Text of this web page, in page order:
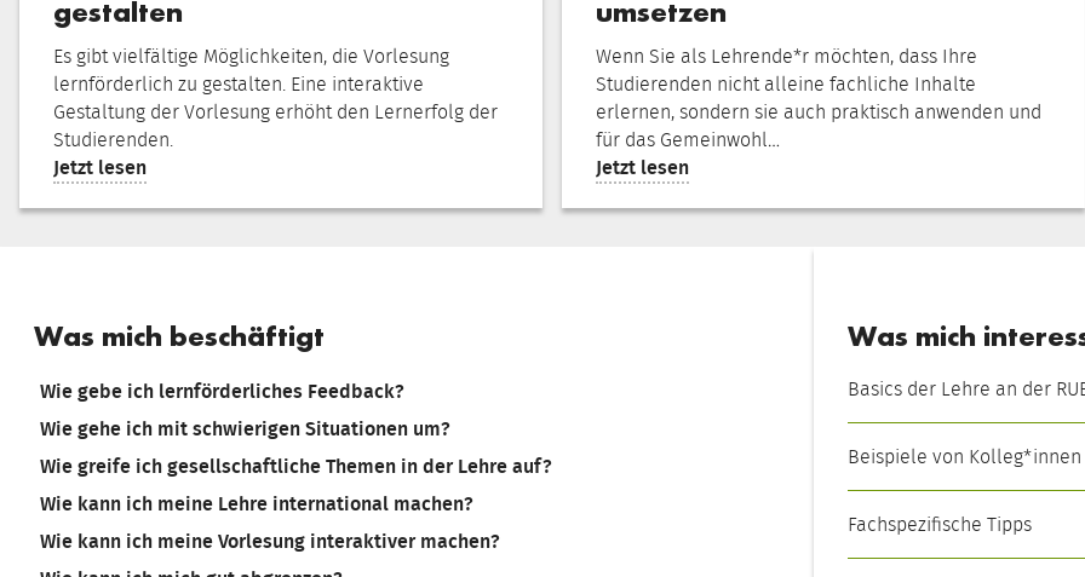
gestalten
Es gibt vielfältige Möglichkeiten, die Vorlesung
lernförderlich zu gestalten. Eine interaktive
Gestaltung der Vorlesung erhöht den Lernerfolg der
Studierenden.
Jetzt lesen:
lernförderlich
umsetzen
Wenn Sie als Lehrende*r möchten, dass Ihre
Studierenden nicht alleine fachliche Inhalte
erlernen, sondern sie auch praktisch anwenden und
für das Gemeinwohl…
Jetzt lesen:
Learning
Was mich beschäftigt
Wie gebe ich lernförderliches Feedback?
Wie gehe ich mit schwierigen Situationen um?
Wie greife ich gesellschaftliche Themen in der Lehre auf?
Wie kann ich meine Lehre international machen?
Wie kann ich meine Vorlesung interaktiver machen?
Was mich
Basics der Lehre an der
Beispiele von Kolleg*innen
Fachspezifische Tipps